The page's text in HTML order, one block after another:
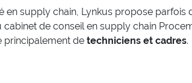
en supply chain, Lynkus propose parfois
de conseil en supply chain
principalement de techniciens et cadres.